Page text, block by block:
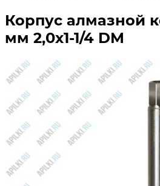
Корпус алмазной
мм 2,0х1-1/4 DM